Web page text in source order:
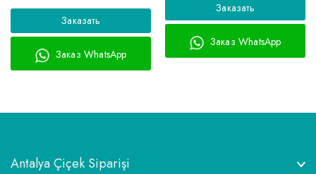
Заказать
Заказ WhatsApp
Заказать
Заказ WhatsApp
Antalya Çiçek Siparişi